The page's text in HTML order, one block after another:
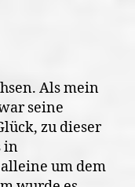
Als mein
seine
zu dieser
in
um dem